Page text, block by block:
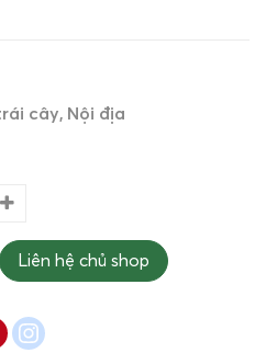
cây
Nội địa
Liên hệ chủ shop
Pinterest